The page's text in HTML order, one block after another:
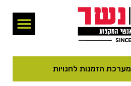
מערכת הזמנות לחנויות